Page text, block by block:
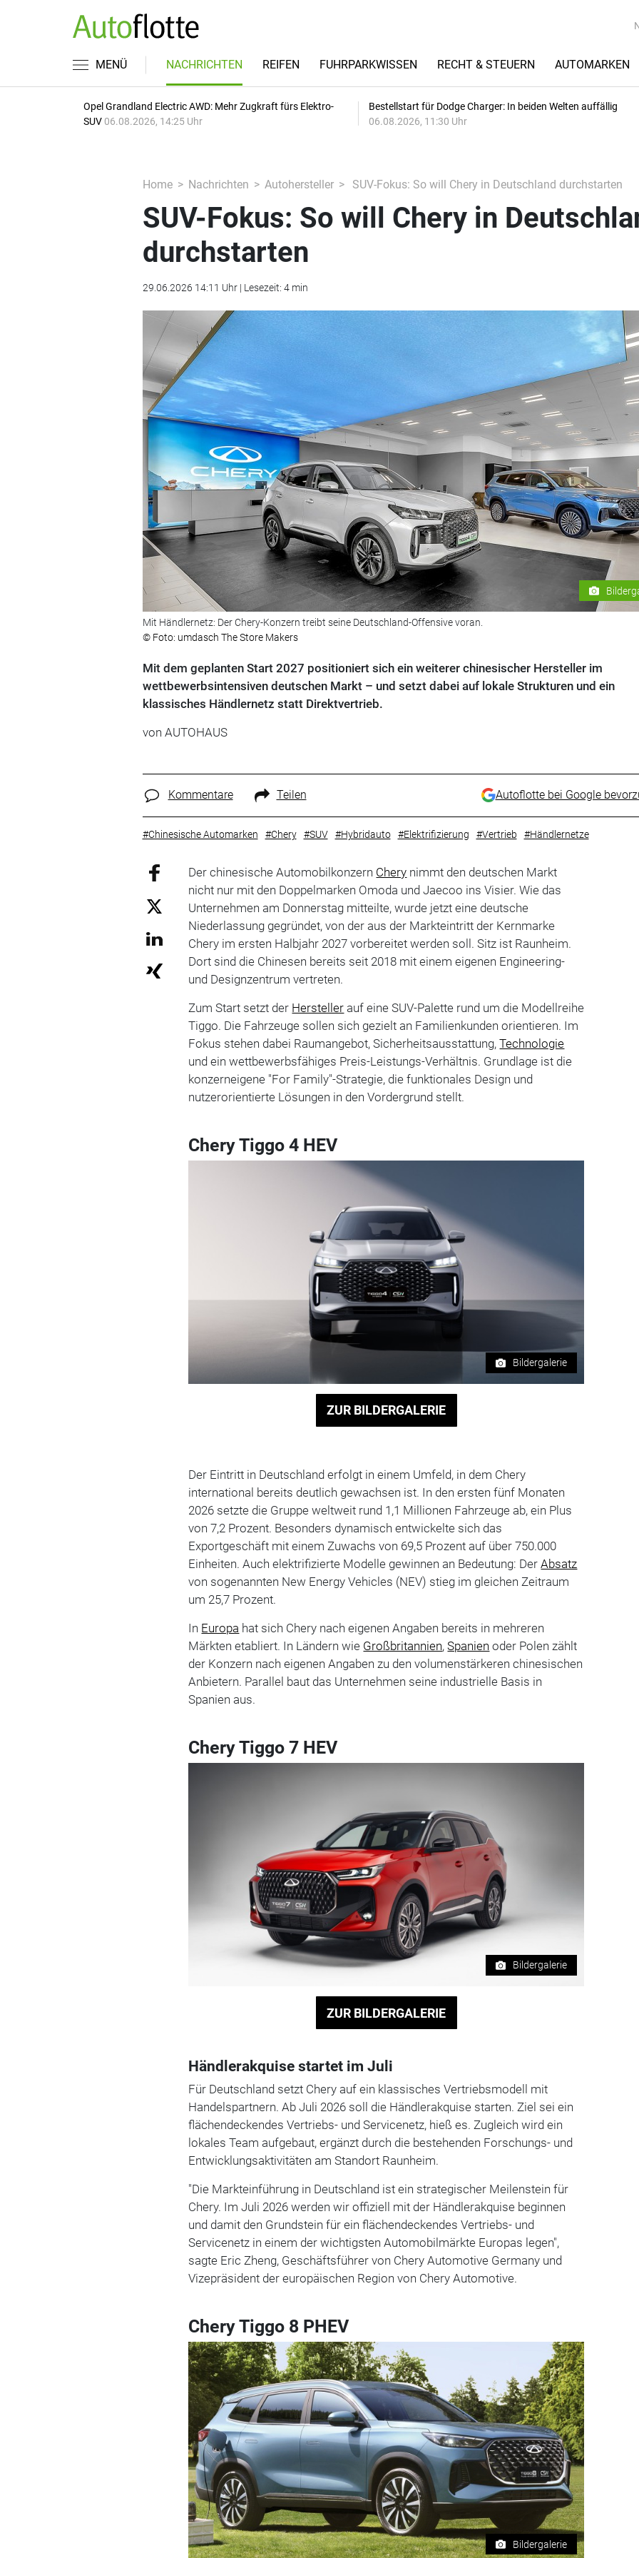
MENÜ NACHRICHTEN REIFEN FUHRPARKWISSEN RECHT & STEUERN AUTOMARKEN
Opel Grandland Electric AWD: Mehr Zugkraft fürs Elektro-
SUV 06.08.2026, 14:25 Uhr
Bestellstart für Dodge Charger: In beiden Welten auffällig
06.08.2026, 11:30 Uhr
Home Nachrichten Autohersteller SUV-Fokus: So will Chery in Deutschland durchstarten
SUV-Fokus: So will Chery in
durchstarten
29.06.2026 14:11 Uhr | Lesezeit: 4 min
Mit Händlernetz: Der Chery-Konzern treibt seine Deutschland-Offensive voran.
© Foto: umdasch The Store Makers
Mit dem geplanten Start 2027 positioniert sich ein weiterer chinesischer Hersteller im
wettbewerbsintensiven deutschen Markt – und setzt dabei auf lokale Strukturen und ein
klassisches Händlernetz statt Direktvertrieb.
von AUTOHAUS
Kommentare Teilen Autoflotte bei Google
#Chinesische Automarken #Chery #SUV #Hybridauto #Elektrifizierung #Vertrieb #Händlernetze
Der chinesische Automobilkonzern Chery nimmt den deutschen Markt
nicht nur mit den Doppelmarken Omoda und Jaecoo ins Visier. Wie das
Unternehmen am Donnerstag mitteilte, wurde jetzt eine deutsche
Niederlassung gegründet, von der aus der Markteintritt der Kernmarke
Chery im ersten Halbjahr 2027 vorbereitet werden soll. Sitz ist Raunheim.
Dort sind die Chinesen bereits seit 2018 mit einem eigenen Engineering-
und Designzentrum vertreten.
Zum Start setzt der Hersteller auf eine SUV-Palette rund um die Modellreihe
Tiggo. Die Fahrzeuge sollen sich gezielt an Familienkunden orientieren. Im
Fokus stehen dabei Raumangebot, Sicherheitsausstattung,Technologie
und ein wettbewerbsfähiges Preis-Leistungs-Verhältnis. Grundlage ist die
konzerneigene "For Family"-Strategie, die funktionales Design und
nutzerorientierte Lösungen in den Vordergrund stellt.
Chery Tiggo 4 HEV
Bildergalerie
ZUR BILDERGALERIE
Der Eintritt in Deutschland erfolgt in einem Umfeld, in dem Chery
international bereits deutlich gewachsen ist. In den ersten fünf Monaten
2026 setzte die Gruppe weltweit rund 1,1 Millionen Fahrzeuge ab, ein Plus
von 7,2 Prozent. Besonders dynamisch entwickelte sich das
Exportgeschäft mit einem Zuwachs von 69,5 Prozent auf über 750.000
Einheiten. Auch elektrifizierte Modelle gewinnen an Bedeutung: DerAbsatz
von sogenannten New Energy Vehicles (NEV) stieg im gleichen Zeitraum
um 25,7 Prozent.
In Europa hat sich Chery nach eigenen Angaben bereits in mehreren
Märkten etabliert. In Ländern wie Großbritannien,Spanien oder Polen zählt
der Konzern nach eigenen Angaben zu den volumenstärkeren chinesischen
Anbietern. Parallel baut das Unternehmen seine industrielle Basis in
Spanien aus.
Chery Tiggo 7 HEV
Bildergalerie
ZUR BILDERGALERIE
Händlerakquise startet im Juli
Für Deutschland setzt Chery auf ein klassisches Vertriebsmodell mit
Handelspartnern. Ab Juli 2026 soll die Händlerakquise starten. Ziel sei ein
flächendeckendes Vertriebs- und Servicenetz, hieß es. Zugleich wird ein
lokales Team aufgebaut, ergänzt durch die bestehenden Forschungs- und
Entwicklungsaktivitäten am Standort Raunheim.
"Die Markteinführung in Deutschland ist ein strategischer Meilenstein für
Chery. Im Juli 2026 werden wir offiziell mit der Händlerakquise beginnen
und damit den Grundstein für ein flächendeckendes Vertriebs- und
Servicenetz in einem der wichtigsten Automobilmärkte Europas legen",
sagte Eric Zheng, Geschäftsführer von Chery Automotive Germany und
Vizepräsident der europäischen Region von Chery Automotive.
Chery Tiggo 8 PHEV
Bildergalerie